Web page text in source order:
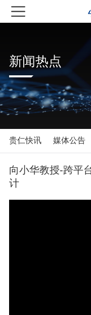
新闻热点
贵仁快讯 媒体公告
向小华教授-跨平
计